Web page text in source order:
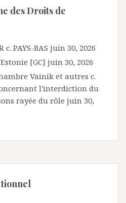
des Droits de
c. PAYS-BAS juin 30, 2026
[GC] juin 30, 2026
Vainik et autres c.
l'interdiction du
rayée du rôle juin 30,